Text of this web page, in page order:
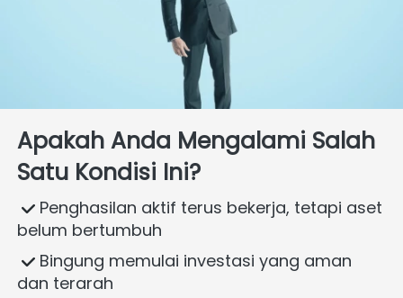
Apakah Anda Mengalami Salah
Satu Kondisi Ini?
Penghasilan aktif terus bekerja, tetapi aset
belum bertumbuh
Bingung memulai investasi yang aman
dan terarah